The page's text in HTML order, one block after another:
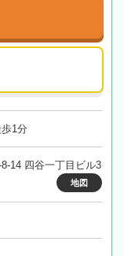
1分
14 四谷一丁目ビル3
地図